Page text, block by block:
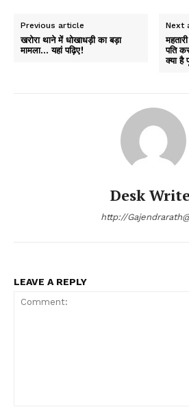
Previous article
खरोरा थाने में धोखाधड़ी का बड़ा
मामला… यहां पढ़िए!
Next
पति
क्या है
Desk
http://
LEAVE A REPLY